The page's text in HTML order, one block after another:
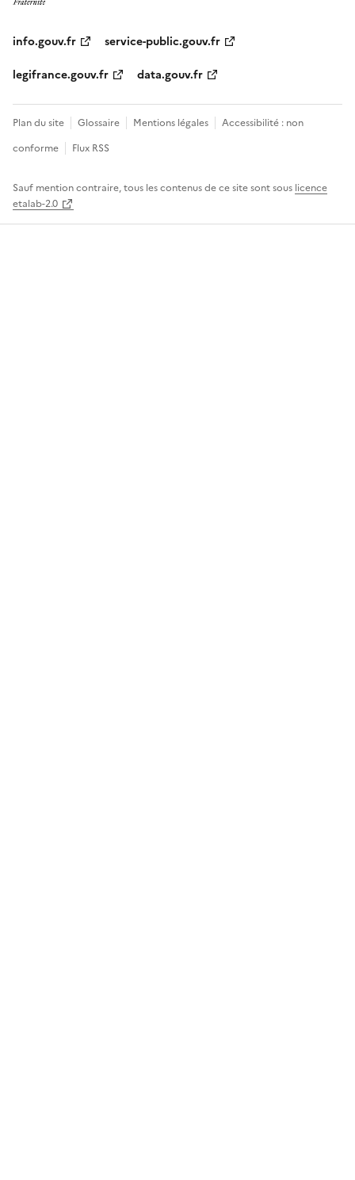
info.gouv.fr
service-public.gouv.fr
legifrance.gouv.fr
data.gouv.fr
Plan du site Glossaire Mentions légales
Accessibilité : non
conforme
Flux RSS
Sauf mention contraire, tous les contenus de ce site sont sous licence
etalab-2.0